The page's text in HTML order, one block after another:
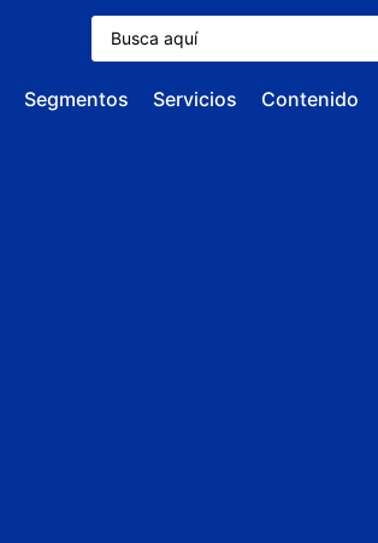
Segmentos Servicios Contenido